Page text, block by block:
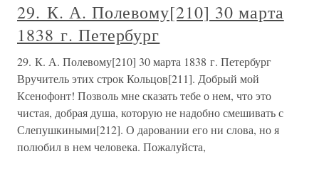
29. К. А. Полевому[210] 30 марта
1838 г. Петербург
29. К. А. Полевому[210] 30 марта 1838 г. Петербург
Вручитель этих строк Кольцов[211]. Добрый мой
Ксенофонт! Позволь мне сказать тебе о нем, что это
чистая, добрая душа, которую не надобно смешивать с
Слепушкиными[212]. О даровании его ни слова, но я
полюбил в нем человека. Пожалуйста,